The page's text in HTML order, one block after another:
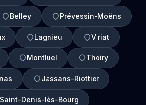
Belley Prévessin-Moëns
Lagnieu Viriat
Montluel Thoiry
Jassans-Riottier
Saint-Denis-lès-Bourg